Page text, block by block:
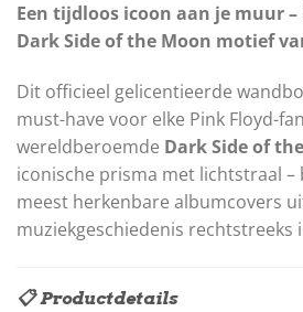
Een tijdloos icoon aan je muur
Dark Side of the Moon motief
Dit officieel gelicentieerde
must-have voor elke Pink Floyd-
wereldberoemde Dark Side of
iconische prisma met lichtstraal –
meest herkenbare albumcovers
muziekgeschiedenis rechtstreeks
📋 Productdetails